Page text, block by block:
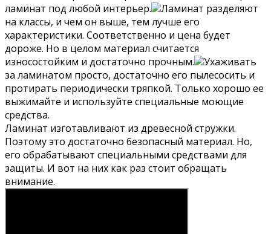
ламинат под любой интерьер.
Ламинат разделяют
на классы, и чем он выше, тем лучше его
характеристики. Соответственно и цена будет
дороже. Но в целом материал считается
износостойким и достаточно прочным.
Ухаживать
за ламинатом просто, достаточно его пылесосить и
протирать периодически тряпкой. Только хорошо ее
выжимайте и используйте специальные моющие
средства.
Ламинат изготавливают из древесной стружки.
Поэтому это достаточно безопасный материал. Но,
его обрабатывают специальными средствами для
защиты. И вот на них как раз стоит обращать
внимание.